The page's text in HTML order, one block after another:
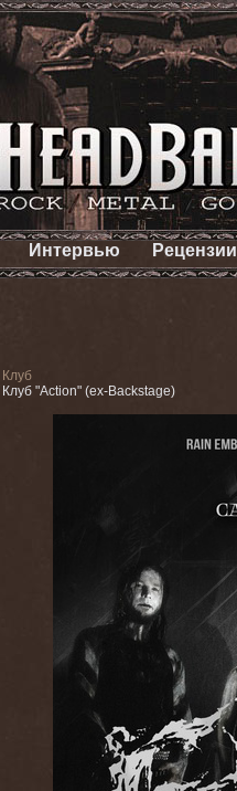
Интервью Рецензии
Клуб
Клуб "Action" (ex-Backstage)